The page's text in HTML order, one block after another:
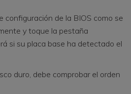
configuración de la BIOS como se
y toque la pestaña
si su placa base ha detectado el
duro, debe comprobar el orden